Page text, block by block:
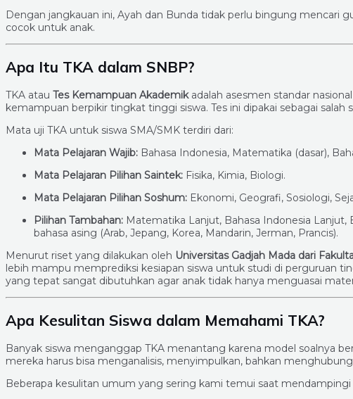
Dengan jangkauan ini, Ayah dan Bunda tidak perlu bingung mencari
cocok untuk anak.
Apa Itu TKA dalam SNBP?
TKA atau Tes Kemampuan Akademikadalah asesmen standar
kemampuan berpikir tingkat tinggi siswa. Tes ini dipakai sebagai salah
Mata uji TKA untuk siswa SMA/SMK terdiri dari:
Mata Pelajaran Wajib: Bahasa Indonesia, Matematika (dasar),
Mata Pelajaran Pilihan Saintek: Fisika, Kimia, Biologi.
Mata Pelajaran Pilihan Soshum: Ekonomi, Geografi, Sosiologi,
Pilihan Tambahan: Matematika Lanjut, Bahasa Indonesia
bahasa asing (Arab, Jepang, Korea, Mandarin, Jerman, Prancis).
Menurut riset yang dilakukan oleh Universitas Gadjah Mada dari
lebih mampu memprediksi kesiapan siswa untuk studi di perguruan
yang tepat sangat dibutuhkan agar anak tidak hanya menguasai
Apa Kesulitan Siswa dalam Memahami TKA?
Banyak siswa menganggap TKA menantang karena model soalnya
mereka harus bisa menganalisis, menyimpulkan, bahkan
Beberapa kesulitan umum yang sering kami temui saat mendampingi